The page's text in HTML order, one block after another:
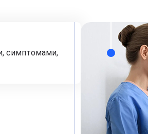
симптомами,